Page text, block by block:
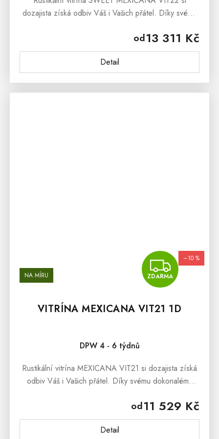
od13 311 Kč
Detail
dozajista získá odbiv Váš i Vašich přátel. Díky svému
z masivu vévodit...
NA MÍRU ZDARMA
–10 %
VITRÍNA MEXICANA VIT21 1D
DPW 4 - 6 týdnů
od11 529 Kč
Detail
Rustikální vitrína MEXICANA VIT21 si dozajista získá
odbiv Váš i Vašich přátel. Díky svému dokonalému